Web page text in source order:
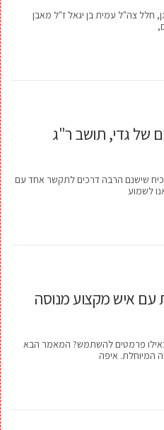
חלל צה"ל עמית בן יגאל ז"ל מאבן
של גדי, תושב ר"ג
שישנם הרבה דרכים לתקשר אחד עם
לשמוע
עם איש מקצוע מנוסה
פרמטים להשתמש? המאמר הבא
המיוחלת. איפה